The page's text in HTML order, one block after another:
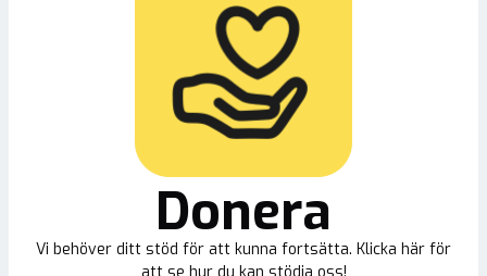
Donera
Vi behöver ditt stöd för att kunna fortsätta. Klicka här för